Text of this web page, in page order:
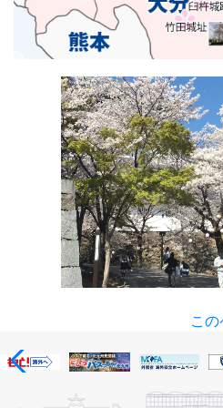
こ